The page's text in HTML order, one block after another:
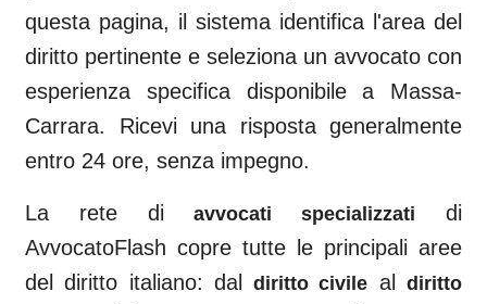
questa pagina, il sistema identifica l'area del
diritto pertinente e seleziona un avvocato con
esperienza specifica disponibile a Massa-
Carrara. Ricevi una risposta generalmente
entro 24 ore, senza impegno.
La rete diavvocati specializzati
di
AvvocatoFlash copre tutte le principali aree
del diritto italiano: daldiritto civile al
diritto